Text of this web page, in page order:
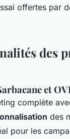
offertes par
des
et
complète
des
pour les